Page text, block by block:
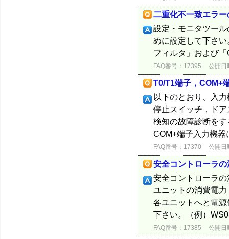
二重化不一致エラ
設定・モニタツー
めに設定して下さ
フィルタ」および
FAQ番号：17395 公開日
T0/T1端子，COM+
以下のとおり、入
停止スイッチ，ド
検知の故障診断を
COM+端子入力機
FAQ番号：17370 公開日
安全コントローラ
安全コントローラ
ユニットの消費電
各ユニットへと電
下さい。（例）
FAQ番号：17385 公開日